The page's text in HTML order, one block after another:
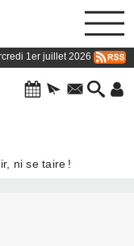
1er juillet 2026
ni se taire !